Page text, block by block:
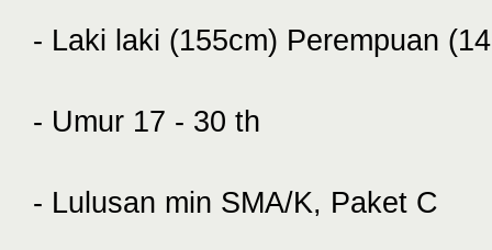
- Laki laki (155cm) Perempuan
- Umur 17 - 30 th
- Lulusan min SMA/K, Paket C